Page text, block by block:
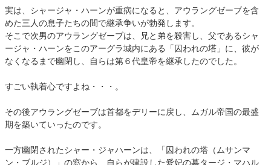
実は、シャージャ・ハーンが重病になると、アウラングゼーブを含
めた三人の息子たちの間で継承争いが勃発します。
そこで次男のアウラングゼーブは、兄と弟を殺害し、父であるシャ
ージャ・ハーンをこのアーグラ城内にある「囚われの塔」に、彼が
なくなるまで幽閉し、自らは第６代皇帝を継承したのでした。
すごい執着心ですよね・・・。
その後アウラングゼーブは首都をデリーに戻し、ムガル帝国の最盛
期を築いていったのです。
一方幽閉されたシャー・ジャハーンは、「囚われの塔（ムサンマ
ン・ブルジ）」の窓から、自らが建設した愛妃の墓タージ・マハル